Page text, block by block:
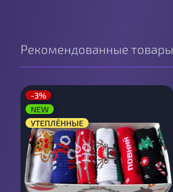
Рекомендованные товары
-3%
NEW
УТЕПЛЁННЫЕ